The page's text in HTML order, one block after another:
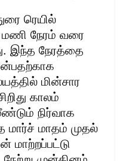
ரெயில்
மணி நேரம் வரை
இந்த நேரத்தை
மின்சார
காலம்
நிர்வாக
மாதம் முதல்
மாற்றப்பட்டு